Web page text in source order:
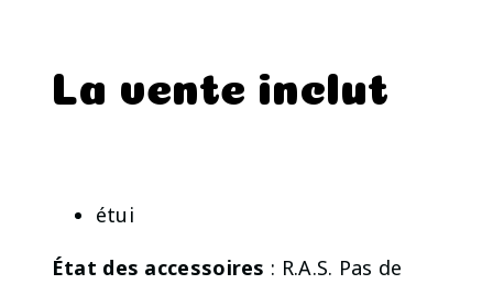
La vente inclut
étui
État des accessoires : R.A.S. Pas de